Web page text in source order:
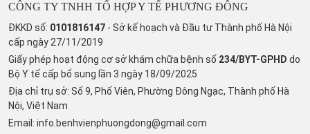
CÔNG TY TNHH TỔ HỢP Y TẾ PHƯƠNG ĐÔNG
ĐKKD số: 0101816147 - Sở kế hoạch và Đầu tư Thành phố Hà Nội
cấp ngày 27/11/2019
Giấy phép hoạt động cơ sở khám chữa bệnh số 234/BYT-GPHD do
Bộ Y tế cấp bổ sung lần 3 ngày 18/09/2025
Địa chỉ trụ sở: Số 9, Phố Viên, Phường Đông Ngạc, Thành phố Hà
Nội, Việt Nam
Email: info.benhvienphuongdong@gmail.com